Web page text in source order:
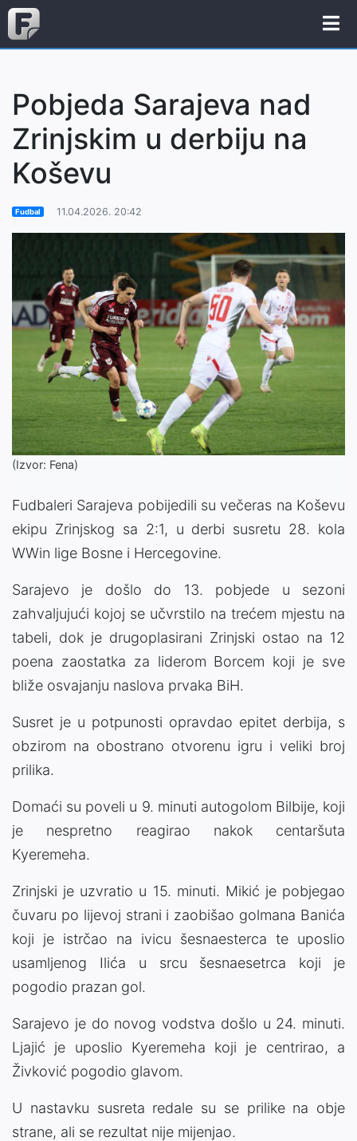
Pobjeda Sarajeva nad
Zrinjskim u derbiju na
Koševu
Fudbal 11.04.2026. 20:42
(Izvor: Fena)
Fudbaleri Sarajeva pobijedili su večeras na Koševu
ekipu Zrinjskog sa 2:1, u derbi susretu 28. kola
WWin lige Bosne i Hercegovine.
Sarajevo je došlo do 13. pobjede u sezoni
zahvaljujući kojoj se učvrstilo na trećem mjestu na
tabeli, dok je drugoplasirani Zrinjski ostao na 12
poena zaostatka za liderom Borcem koji je sve
bliže osvajanju naslova prvaka BiH.
Susret je u potpunosti opravdao epitet derbija, s
obzirom na obostrano otvorenu igru i veliki broj
prilika.
Domaći su poveli u 9. minuti autogolom Bilbije, koji
je nespretno reagirao nakok centaršuta
Kyeremeha.
Zrinjski je uzvratio u 15. minuti. Mikić je pobjegao
čuvaru po lijevoj strani i zaobišao golmana Banića
koji je istrčao na ivicu šesnaesterca te uposlio
usamljenog Ilića u srcu šesnaesetrca koji je
pogodio prazan gol.
Sarajevo je do novog vodstva došlo u 24. minuti.
Ljajić je uposlio Kyeremeha koji je centrirao, a
Živković pogodio glavom.
U nastavku susreta redale su se prilike na obje
strane, ali se rezultat nije mijenjao.